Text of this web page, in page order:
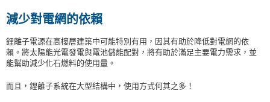
減少對電網的依賴
鋰離子電源在高樓層建築中可能特別有用，因其有助於降低對電網的依
賴。將太陽能光電發電與電池儲能配對，將有助於滿足主要電力需求，並
能幫助減少化石燃料的使用量。
而且，鋰離子系統在大型結構中，使用方式何其之多！